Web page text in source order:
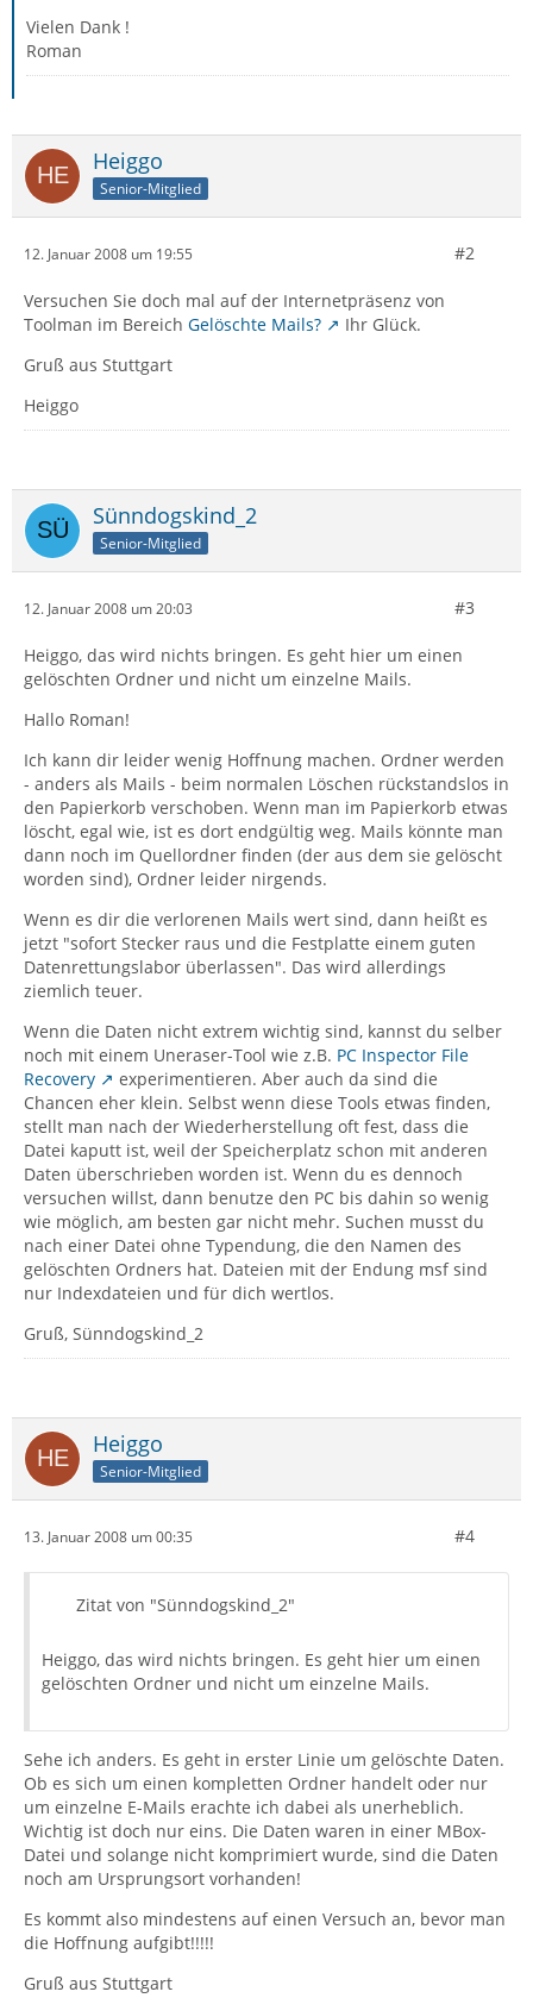
Vielen Dank !
Roman
Heiggo
Senior-Mitglied
12. Januar 2008 um 19:55 #2
Versuchen Sie doch mal auf der Internetpräsenz von
Toolman im Bereich Gelöschte Mails?
Ihr Glück.
Gruß aus Stuttgart
Heiggo
Sünndogskind_2
Senior-Mitglied
12. Januar 2008 um 20:03 #3
Heiggo, das wird nichts bringen. Es geht hier um einen
gelöschten Ordner und nicht um einzelne Mails.
Hallo Roman!
Ich kann dir leider wenig Hoffnung machen. Ordner werden
- anders als Mails - beim normalen Löschen rückstandslos in
den Papierkorb verschoben. Wenn man im Papierkorb etwas
löscht, egal wie, ist es dort endgültig weg. Mails könnte man
dann noch im Quellordner finden (der aus dem sie gelöscht
worden sind), Ordner leider nirgends.
Wenn es dir die verlorenen Mails wert sind, dann heißt es
jetzt "sofort Stecker raus und die Festplatte einem guten
Datenrettungslabor überlassen". Das wird allerdings
ziemlich teuer.
Wenn die Daten nicht extrem wichtig sind, kannst du selber
noch mit einem Uneraser-Tool wie z.B. PC Inspector File
Recovery
experimentieren. Aber auch da sind die
Chancen eher klein. Selbst wenn diese Tools etwas finden,
stellt man nach der Wiederherstellung oft fest, dass die
Datei kaputt ist, weil der Speicherplatz schon mit anderen
Daten überschrieben worden ist. Wenn du es dennoch
versuchen willst, dann benutze den PC bis dahin so wenig
wie möglich, am besten gar nicht mehr. Suchen musst du
nach einer Datei ohne Typendung, die den Namen des
gelöschten Ordners hat. Dateien mit der Endung msf sind
nur Indexdateien und für dich wertlos.
Gruß, Sünndogskind_2
Heiggo
Senior-Mitglied
13. Januar 2008 um 00:35 #4
Zitat von "Sünndogskind_2"
Heiggo, das wird nichts bringen. Es geht hier um einen
gelöschten Ordner und nicht um einzelne Mails.
Sehe ich anders. Es geht in erster Linie um gelöschte Daten.
Ob es sich um einen kompletten Ordner handelt oder nur
um einzelne E-Mails erachte ich dabei als unerheblich.
Wichtig ist doch nur eins. Die Daten waren in einer MBox-
Datei und solange nicht komprimiert wurde, sind die Daten
noch am Ursprungsort vorhanden!
Es kommt also mindestens auf einen Versuch an, bevor man
die Hoffnung aufgibt!!!!!
Gruß aus Stuttgart